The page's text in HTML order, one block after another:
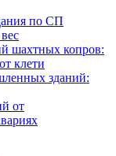
по СП
шахтных копров:
клети
зданий:
от